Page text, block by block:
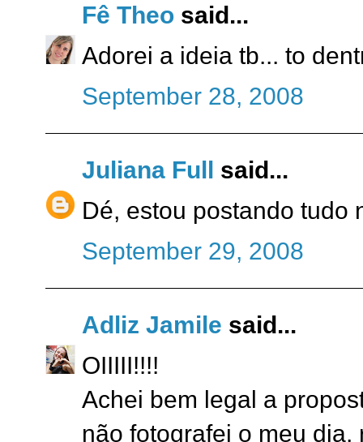
Fê Theo said...
Adorei a ideia tb... to
September 28, 2008
Juliana Full said...
Dé, estou postando tudo
September 29, 2008
Adliz Jamile said...
OIIIII!!!!
Achei bem legal a
não fotografei o meu